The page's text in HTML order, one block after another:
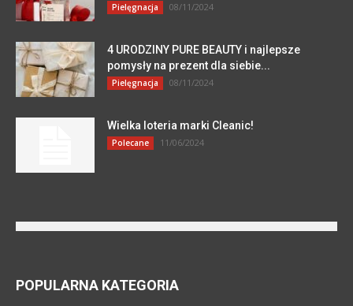
Pielęgnacja 08/11/2024
4 URODZINY PURE BEAUTY i najlepsze
pomysły na prezent dla siebie...
Pielęgnacja 08/11/2024
Wielka loteria marki Cleanic!
Polecane 11/06/2024
POPULARNA KATEGORIA